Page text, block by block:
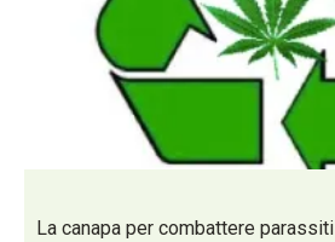
La canapa per combattere